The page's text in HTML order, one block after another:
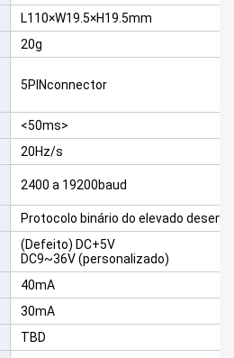
L110×W19.5×H19.5mm
20g
5PINconnector
<50ms>
20Hz/s
2400 a 19200baud
Protocolo binário do elevado
(Defeito) DC+5V
DC9~36V (personalizado)
40mA
30mA
TBD